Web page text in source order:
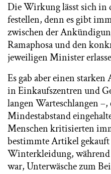
Die Wirkung lässt sich in
festellen, denn es gibt
zwischen der
Ramaphosa und den
jeweiligen Minister
Es gab aber einen
in Einkaufszentren und
langen Warteschlangen –,
Mindestabstand
Menschen kritisierten
bestimmte Artikel
Winterkleidung, während
war, Unterwäsche zum